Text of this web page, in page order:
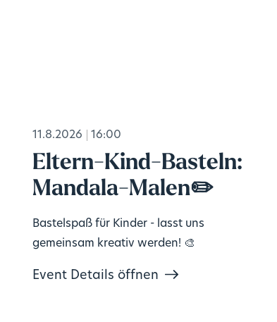
11.8.2026 16:00
Eltern-Kind-Basteln:
Mandala-Malen✏️
Bastelspaß für Kinder - lasst uns
gemeinsam kreativ werden! 🎨
Event Details öffnen